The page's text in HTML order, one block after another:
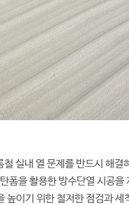
실내 열 문제를 반드시 해결
폼을 활용한 방수단열 시공을
높이기 위한 철저한 점검과 세